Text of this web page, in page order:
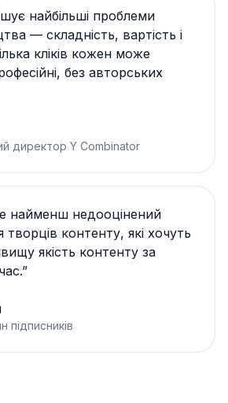
найбільші проблеми
— складність, вартість і
кліків кожен може
без авторських
директор Y Combinator
найменш недооцінений
творців контенту, які хочуть
якість контенту за
”
підписників